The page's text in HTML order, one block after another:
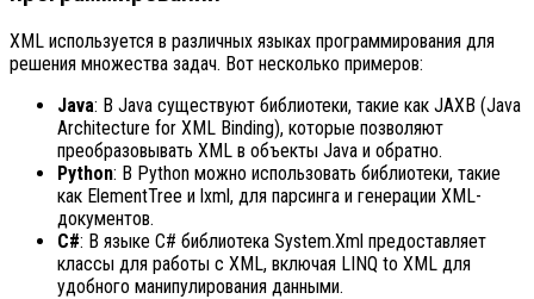
XML используется в различных языках программирования для
решения множества задач. Вот несколько примеров:
Java: В Java существуют библиотеки, такие как JAXB (Java
Architecture for XML Binding), которые позволяют
преобразовывать XML в объекты Java и обратно.
Python: В Python можно использовать библиотеки, такие
как ElementTree и lxml, для парсинга и генерации XML-
документов.
C#: В языке C# библиотека System.Xml предоставляет
классы для работы с XML, включая LINQ to XML для
удобного манипулирования данными.